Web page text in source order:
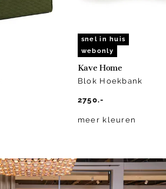
snel in huis
webonly
Kave Home
Blok Hoekbank
2750.-
meer kleuren